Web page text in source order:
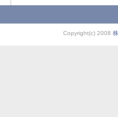
Copyright(c) 2008